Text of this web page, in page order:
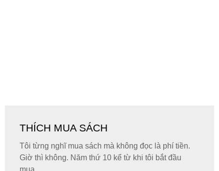
THÍCH MUA SÁCH
Tôi từng nghĩ mua sách mà không đọc là phí tiền.
Giờ thì không. Năm thứ 10 kể từ khi tôi bắt đầu
mua...